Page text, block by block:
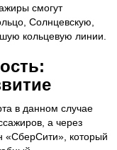
смогут
Солнцевскую,
кольцевую линии.
в данном случае
а через
«СберСити», который